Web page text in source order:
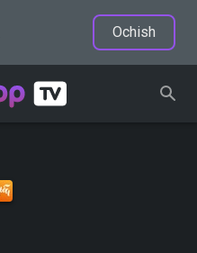
Ochish